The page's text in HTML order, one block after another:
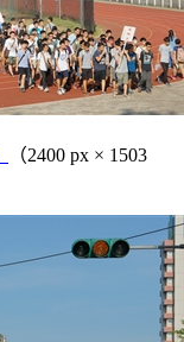
（2400 px × 1503